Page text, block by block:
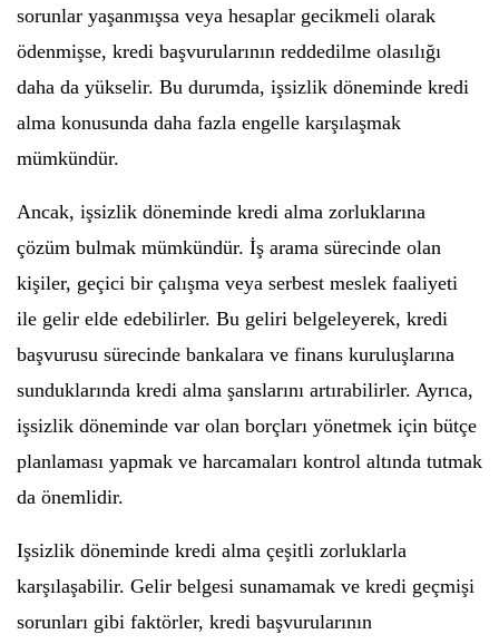
sorunlar yaşanmışsa veya hesaplar gecikmeli olarak
ödenmişse, kredi başvurularının reddedilme olasılığı
daha da yükselir. Bu durumda, işsizlik döneminde kredi
alma konusunda daha fazla engelle karşılaşmak
mümkündür.
Ancak, işsizlik döneminde kredi alma zorluklarına
çözüm bulmak mümkündür. İş arama sürecinde olan
kişiler, geçici bir çalışma veya serbest meslek faaliyeti
ile gelir elde edebilirler. Bu geliri belgeleyerek, kredi
başvurusu sürecinde bankalara ve finans kuruluşlarına
sunduklarında kredi alma şanslarını artırabilirler. Ayrıca,
işsizlik döneminde var olan borçları yönetmek için bütçe
planlaması yapmak ve harcamaları kontrol altında tutmak
da önemlidir.
Işsizlik döneminde kredi alma çeşitli zorluklarla
karşılaşabilir. Gelir belgesi sunamamak ve kredi geçmişi
sorunları gibi faktörler, kredi başvurularının